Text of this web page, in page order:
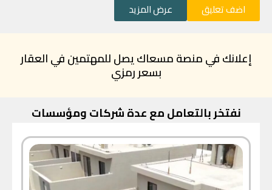
اضف تعليق عرض المزيد
إعلانك في منصة مسعاك يصل للمهتمين في العقار
بسعر رمزي
نفتخر بالتعامل مع عدة شركات ومؤسسات